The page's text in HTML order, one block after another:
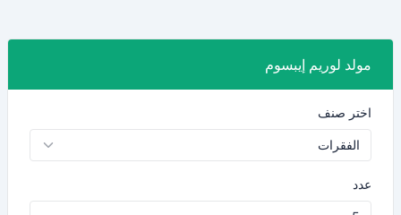
مولد لوريم إيبسوم
اختر صنف
عدد